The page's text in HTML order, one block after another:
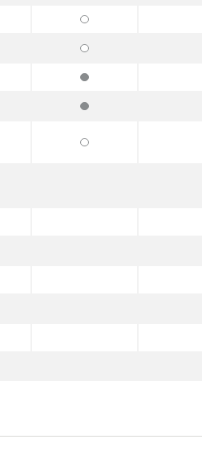
Опции
Опции
Стандартная комплектация
Стандартная комплектация
Опции